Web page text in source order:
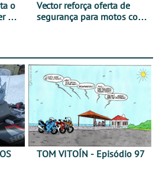
o
4 R
Vector reforça oferta de
segurança para motos com
TOM VITOÍN - Episódio 97